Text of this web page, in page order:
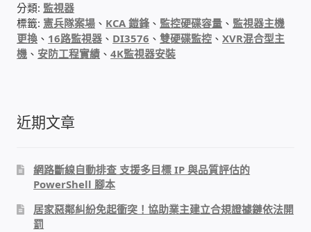
防盜保全-安防設備
昇銳電子(HI SHARP)智慧科技
監視器 信和 TBC 固定IP
監視器RS485開門開鐵門開燈開保全
分類:監視器
標籤: 憲兵隊案場 、 KCA 鎧鋒 、監控硬碟容量 、監視器主機
更換 、 16路監視器 、 DI3576 、雙硬碟監控 、XVR混合型主
機 、 安防工程實績 、4K監視器安裝
近期文章
網路斷線自動排查 支援多目標 IP 與品質評估的
PowerShell 腳本
居家惡鄰糾紛免起衝突！協助業主建立合規證據鏈依法開
罰